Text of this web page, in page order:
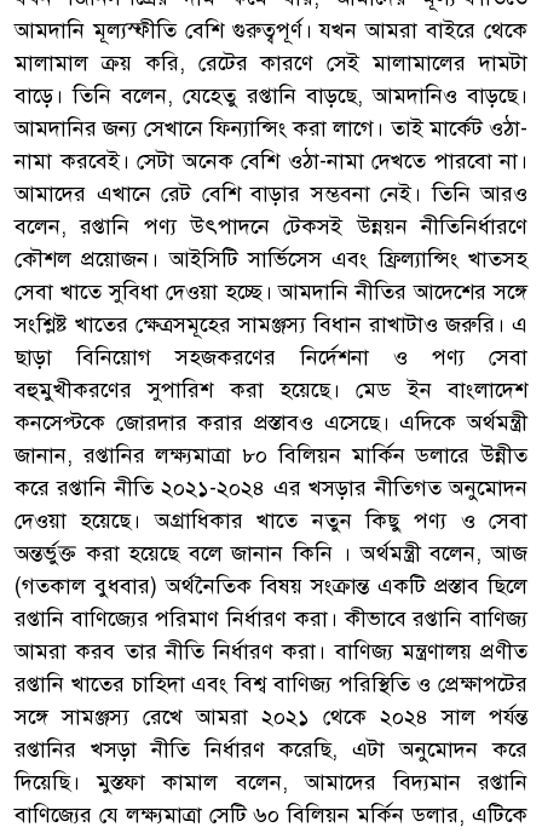
আমদানি মূল্যস্ফীতি বেশি গুরুত্বপূর্ণ। যখন আমরা বাইরে থেকে
মালামাল ক্রয় করি, রেটের কারণে সেই মালামালের দামটা
বাড়ে। তিনি বলেন, যেহেতু রপ্তানি বাড়ছে, আমদানিও বাড়ছে।
আমদানির জন্য সেখানে ফিন্যান্সিং করা লাগে। তাই মার্কেট ওঠা-
নামা করবেই। সেটা অনেক বেশি ওঠা-নামা দেখতে পারবো না।
আমাদের এখানে রেট বেশি বাড়ার সম্ভবনা নেই। তিনি আরও
বলেন, রপ্তানি পণ্য উৎপাদনে টেকসই উন্নয়ন নীতিনির্ধারণে
কৌশল প্রয়োজন। আইসিটি সার্ভিসেস এবং ফ্রিল্যান্সিং খাতসহ
সেবা খাতে সুবিধা দেওয়া হচ্ছে। আমদানি নীতির আদেশের সঙ্গে
সংশ্লিষ্ট খাতের ক্ষেত্রসমূহের সামঞ্জস্য বিধান রাখাটাও জরুরি। এ
ছাড়া বিনিয়োগ সহজকরণের নির্দেশনা ও পণ্য সেবা
বহুমুখীকরণের সুপারিশ করা হয়েছে। মেড ইন বাংলাদেশ
কনসেপ্টকে জোরদার করার প্রস্তাবও এসেছে। এদিকে অর্থমন্ত্রী
জানান, রপ্তানির লক্ষ্যমাত্রা ৮০ বিলিয়ন মার্কিন ডলারে উন্নীত
করে রপ্তানি নীতি ২০২১-২০২৪ এর খসড়ার নীতিগত অনুমোদন
দেওয়া হয়েছে। অগ্রাধিকার খাতে নতুন কিছু পণ্য ও সেবা
অন্তর্ভুক্ত করা হয়েছে বলে জানান কিনি । অর্থমন্ত্রী বলেন, আজ
(গতকাল বুধবার) অর্থনৈতিক বিষয় সংক্রান্ত একটি প্রস্তাব ছিলে
রপ্তানি বাণিজ্যের পরিমাণ নির্ধারণ করা। কীভাবে রপ্তানি বাণিজ্য
আমরা করব তার নীতি নির্ধারণ করা। বাণিজ্য মন্ত্রণালয় প্রণীত
রপ্তানি খাতের চাহিদা এবং বিশ্ব বাণিজ্য পরিস্থিতি ও প্রেক্ষাপটের
সঙ্গে সামঞ্জস্য রেখে আমরা ২০২১ থেকে ২০২৪ সাল পর্যন্ত
রপ্তানির খসড়া নীতি নির্ধারণ করেছি, এটা অনুমোদন করে
দিয়েছি। মুস্তফা কামাল বলেন, আমাদের বিদ্যমান রপ্তানি
বাণিজ্যের যে লক্ষ্যমাত্রা সেটি ৬০ বিলিয়ন মর্কিন ডলার, এটিকে